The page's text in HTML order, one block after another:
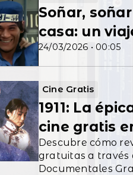
24/03/2026 • 00:05
Soñar,
casa: un
Cine Gratis
1911: La
cine gratis
Descubre cómo
gratuitas a través
Documentales